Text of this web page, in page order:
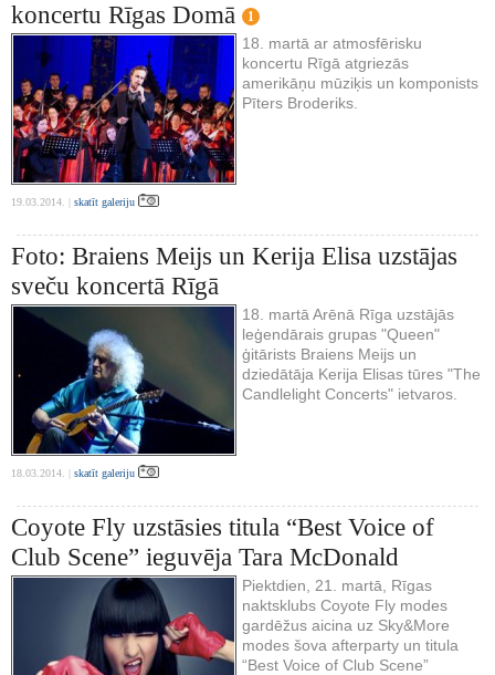
koncertu Rīgas Domā
1
18. martā ar atmosfērisku
koncertu Rīgā atgriezās
amerikāņu mūziķis un komponists
Pīters Broderiks.
19.03.2014. | skatīt galeriju
Foto: Braiens Meijs un Kerija Elisa uzstājas
sveču koncertā Rīgā
18. martā Arēnā Rīga uzstājās
leģendārais grupas "Queen"
ģitārists Braiens Meijs un
dziedātāja Kerija Elisas tūres "The
Candlelight Concerts" ietvaros.
18.03.2014. | skatīt galeriju
Coyote Fly uzstāsies titula “Best Voice of
Club Scene” ieguvēja Tara McDonald
Piektdien, 21. martā, Rīgas
naktsklubs Coyote Fly modes
gardēžus aicina uz Sky&More
modes šova afterparty un titula
“Best Voice of Club Scene”